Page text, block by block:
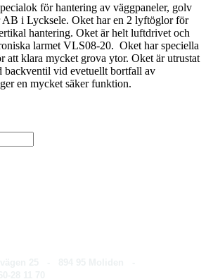
för hantering av väggpaneler, golv
AB i Lycksele. Oket har en 2 lyftöglor för
hantering. Oket är helt luftdrivet och
larmet VLS08-20. Oket har speciella
att klara mycket grova ytor. Oket är utrustat
backventil vid evetuellt bortfall av
en mycket säker funktion.